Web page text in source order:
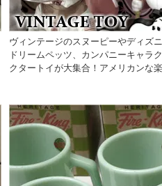
ヴィンテージのスヌーピーやディズ
ドリームペッツ、カンパニーキャラ
クタートイが大集合！アメリカンな